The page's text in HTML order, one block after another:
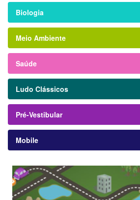
Biologia
Meio Ambiente
Saúde
Ludo Clássicos
Pré-Vestibular
Mobile